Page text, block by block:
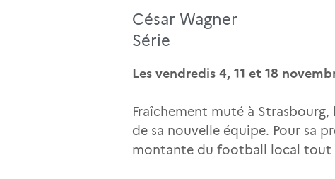
César Wagner
Série
Les vendredis 4, 11 et 18
Fraîchement muté à
de sa nouvelle équipe. Pour sa
montante du football local tout